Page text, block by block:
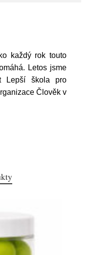
každý rok touto
Letos jsme
Lepší škola pro
Člověk v